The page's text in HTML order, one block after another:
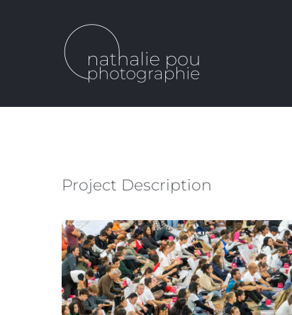
Project Description